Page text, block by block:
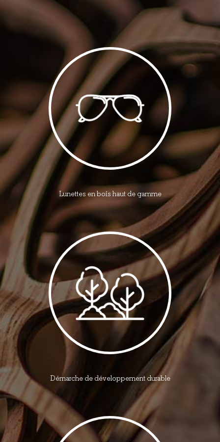
Lunettes en bois haut de gamme
Démarche de développement durable